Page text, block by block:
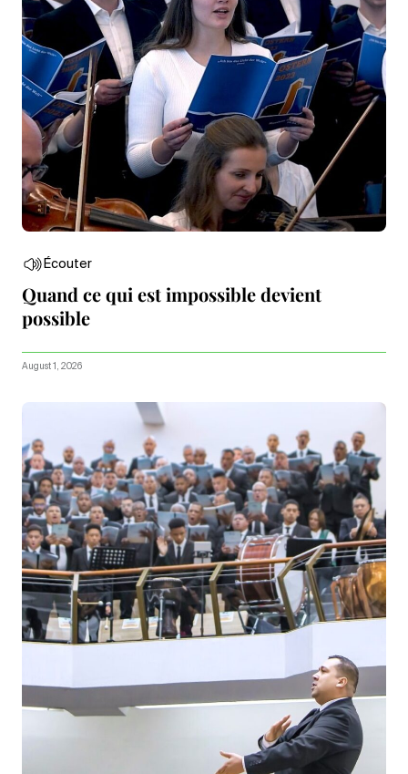
Écouter
Quand ce qui est impossible devient
possible
August 1, 2026